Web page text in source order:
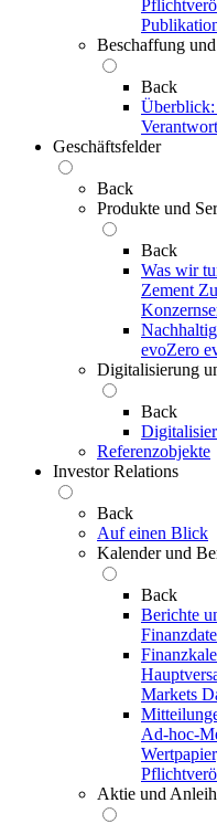
Beschaffung
Back
Geschäftsfelder
Back
Produkte und
Back
Was wir
Zement
evoZero
Digitalisierung
Back
Referenzobjekte
Investor Relations
Back
Auf einen Blick
Kalender und
Back
Berichte
Markets
Ad-hoc-
Aktie und